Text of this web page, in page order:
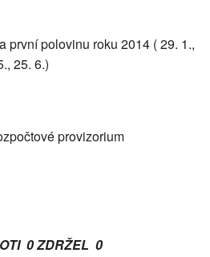
první polovinu roku 2014 ( 29. 1.,
25. 6.)
provizorium
0 ZDRŽEL 0